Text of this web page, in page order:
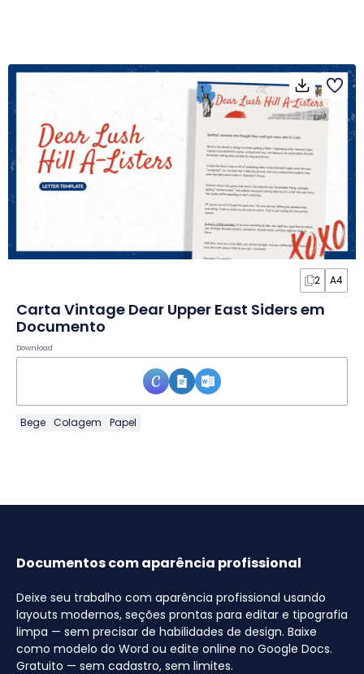
2 A4
Carta Vintage Dear Upper East Siders em
Documento
Download
Bege Colagem Papel
Documentos com aparência profissional
Deixe seu trabalho com aparência profissional usando
layouts modernos, seções prontas para editar e tipografia
limpa — sem precisar de habilidades de design. Baixe
como modelo do Word ou edite online no Google Docs.
Gratuito — sem cadastro, sem limites.